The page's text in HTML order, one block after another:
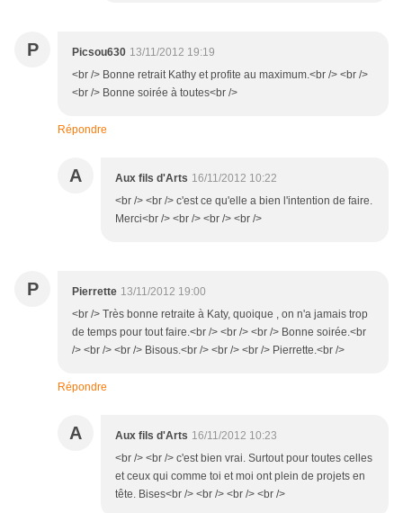
P Picsou630 13/11/2012 19:19
<br /> Bonne retrait Kathy et profite au maximum.<br /> <br />
<br /> Bonne soirée à toutes<br />
Répondre
A Aux fils d'Arts 16/11/2012 10:22
<br /> <br /> c'est ce qu'elle a bien l'intention de faire.
Merci<br /> <br /> <br /> <br />
P Pierrette 13/11/2012 19:00
<br /> Très bonne retraite à Katy, quoique , on n'a jamais trop
de temps pour tout faire.<br /> <br /> <br /> Bonne soirée.<br
/> <br /> <br /> Bisous.<br /> <br /> <br /> Pierrette.<br />
Répondre
A Aux fils d'Arts 16/11/2012 10:23
<br /> <br /> c'est bien vrai. Surtout pour toutes celles
et ceux qui comme toi et moi ont plein de projets en
tête. Bises<br /> <br /> <br /> <br />